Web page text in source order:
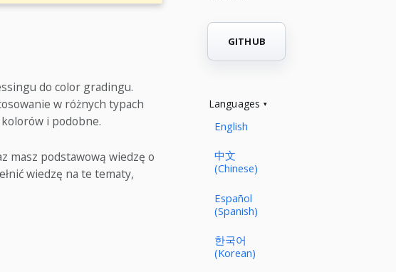
do color gradingu.
w różnych typach
i podobne.
masz podstawową wiedzę o
wiedzę na te tematy,
GITHUB
Languages
English
中文
(Chinese)
Español
(Spanish)
한국어
(Korean)